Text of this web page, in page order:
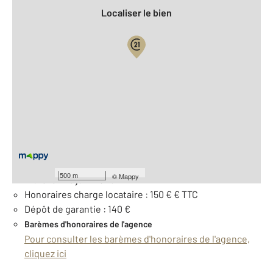
500 m ©Mappy
Localiser le bien
Loyer de base : 70 € par mois
Libre le : 29 juin 2026
Honoraires charge locataire : 150 € € TTC
Dépôt de garantie : 140 €
Barèmes d'honoraires de l'agence
Pour consulter les barèmes d'honoraires de l'agence,
cliquez ici